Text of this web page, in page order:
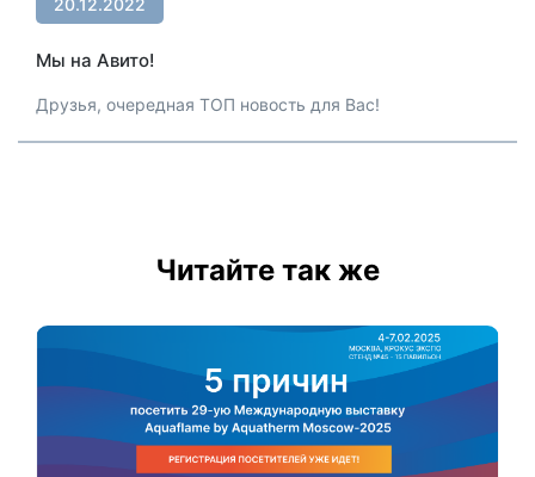
20.12.2022
Мы на Авито!
Друзья, очередная ТОП новость для Вас!
Читайте так же